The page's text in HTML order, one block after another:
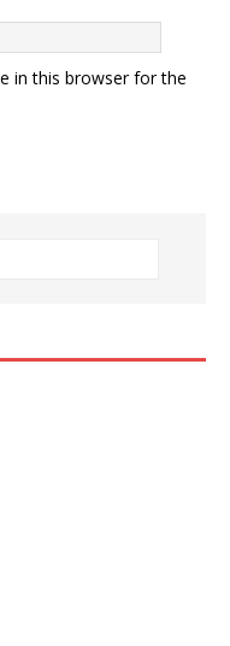
in this browser for the